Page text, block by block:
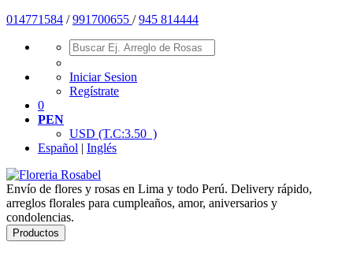
014771584 /991700655 /945 814444
Iniciar Sesion
Regístrate
0
PEN
USD (T.C:3.50 )
Español | Inglés
Envío de flores y rosas en Lima y todo Perú. Delivery rápido,
arreglos florales para cumpleaños, amor, aniversarios y
condolencias.
Productos